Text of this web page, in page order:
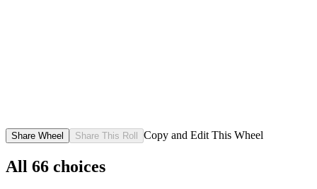
Share Wheel Share This Roll Copy and Edit This Wheel
All 66 choices